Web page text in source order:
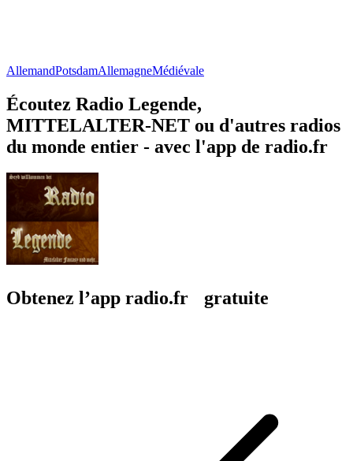
AllemandPotsdamAllemagneMédiévale
Écoutez Radio Legende,
MITTELALTER-NET ou d'autres radios
du monde entier - avec l'app de radio.fr
Obtenez l’app radio.fr gratuite